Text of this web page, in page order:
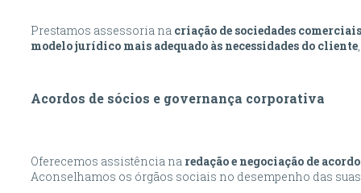
Prestamos assessoria na criação de sociedades comerciais
modelo jurídico mais adequado às necessidades do cliente
Acordos de sócios e governança corporativa
Oferecemos assistência na redação e negociação de
Aconselhamos os órgãos sociais no desempenho das